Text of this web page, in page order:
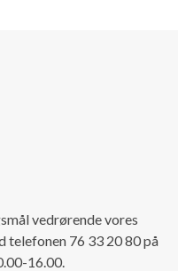
vedrørende vores
telefonen 76 33 20 80 på
16.00.